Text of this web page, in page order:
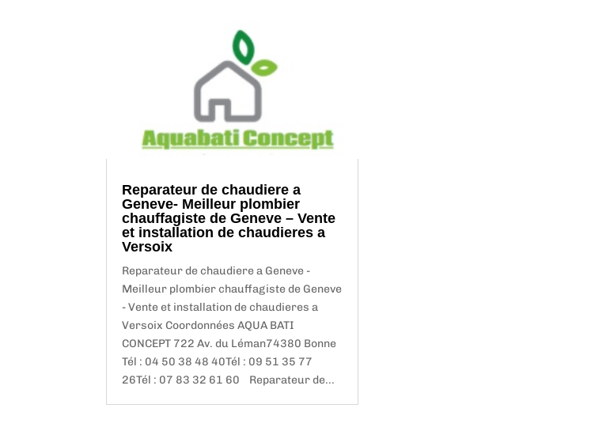
Reparateur de chaudiere a
Geneve- Meilleur plombier
chauffagiste de Geneve – Vente
et installation de chaudieres a
Versoix
Reparateur de chaudiere a Geneve -
Meilleur plombier chauffagiste de Geneve
- Vente et installation de chaudieres a
Versoix Coordonnées AQUA BATI
CONCEPT 722 Av. du Léman74380 Bonne
Tél : 04 50 38 48 40Tél : 09 51 35 77
26Tél : 07 83 32 61 60 Reparateur de...